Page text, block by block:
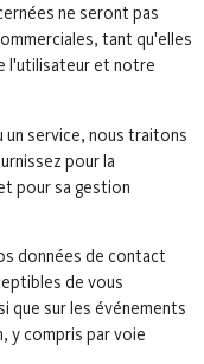
ne seront pas
tant qu'elles
l'utilisateur et notre
un service, nous traitons
pour la
pour sa gestion
données de contact
de vous
que sur les événements
y compris par voie